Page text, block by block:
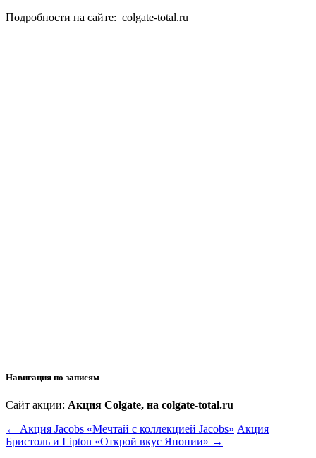
Подробности на сайте: colgate-total.ru
Навигация по записям
Сайт акции: Акция Colgate, на colgate-total.ru
← Акция Jacobs «Мечтай с коллекцией Jacobs» Акция
Бристоль и Lipton «Открой вкус Японии» →